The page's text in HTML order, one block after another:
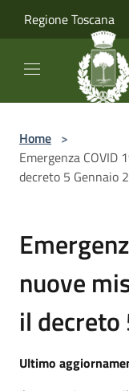
Regione Toscana
Home >
Emergenza COVID
decreto 5 Gennaio
nuove
il decreto
Ultimo